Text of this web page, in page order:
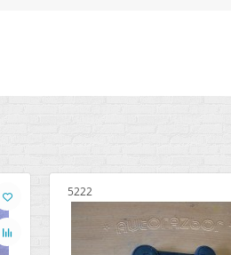
5222